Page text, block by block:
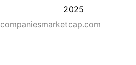
2025
companiesmarketcap.com